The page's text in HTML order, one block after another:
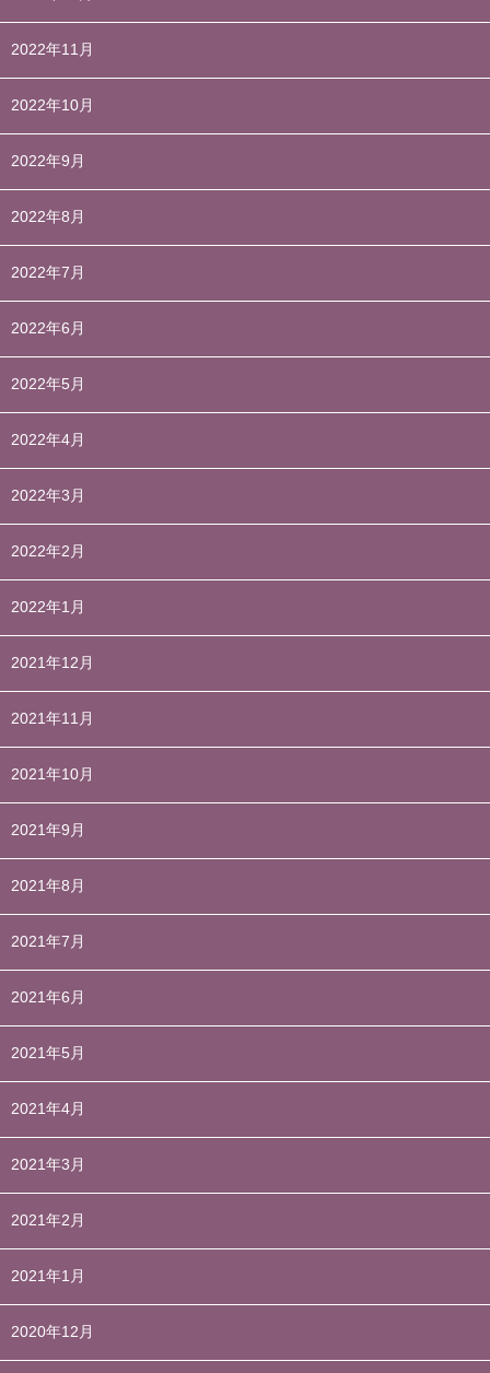
2022年11月
2022年10月
2022年9月
2022年8月
2022年7月
2022年6月
2022年5月
2022年4月
2022年3月
2022年2月
2022年1月
2021年12月
2021年11月
2021年10月
2021年9月
2021年8月
2021年7月
2021年6月
2021年5月
2021年4月
2021年3月
2021年2月
2021年1月
2020年12月